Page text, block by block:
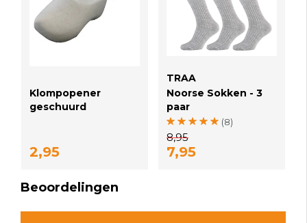
Klompopener
geschuurd
2,95
TRAA
Noorse Sokken - 3
paar
(8)
8,95
7,95
Beoordelingen